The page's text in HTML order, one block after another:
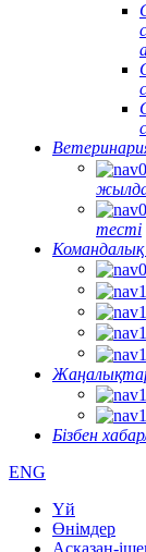
тесті
Бізбен
ENG
Үй
Өнімдер